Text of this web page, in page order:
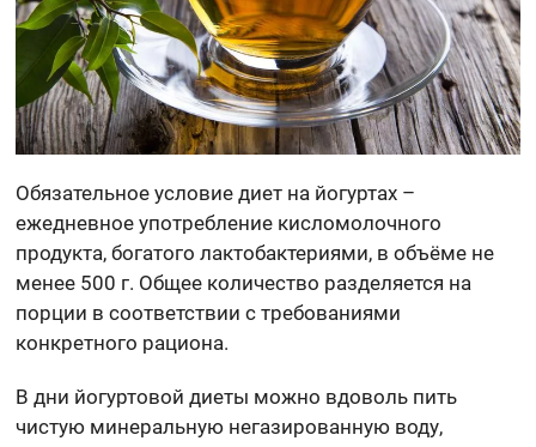
Обязательное условие диет на йогуртах –
ежедневное употребление кисломолочного
продукта, богатого лактобактериями, в объёме не
менее 500 г. Общее количество разделяется на
порции в соответствии с требованиями
конкретного рациона.
В дни йогуртовой диеты можно вдоволь пить
чистую минеральную негазированную воду,